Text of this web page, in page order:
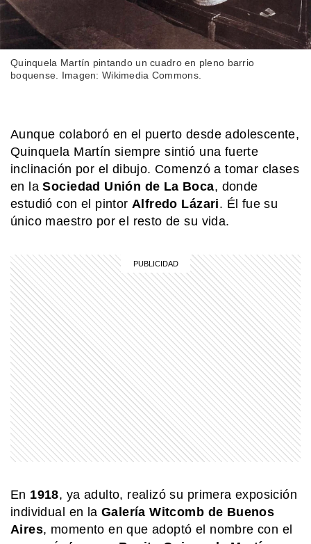
Quinquela Martín pintando un cuadro en pleno barrio
boquense. Imagen: Wikimedia Commons.
Aunque colaboró en el puerto desde adolescente,
Quinquela Martín siempre sintió una fuerte
inclinación por el dibujo. Comenzó a tomar clases
en laSociedad Unión de La Boca, donde
estudió con el pintorAlfredo Lázari. Él fue su
único maestro por el resto de su vida.
En 1918, ya adulto, realizó su primera exposición
individual en la Galería Witcomb de Buenos
Aires, momento en que adoptó el nombre con el
¿Cuándo es el Día de los Abuelos en
Argentina?
de dormir?
SABER MAS
Beneficios de la leche: un alimento
que va más allá de la infancia
SABER MAS
¿Por qué bostezamos y por qué se
contagia?
MI PAIS
Paso de San Francisco: el impactante
cruce argentino que está a más de
4.700 metros
MI PAIS
Conocé el nombre completo de
Manuel Belgrano
SABER MAS
Mar, golfo, bahía y estrecho: ¿cómo se
diferencian?